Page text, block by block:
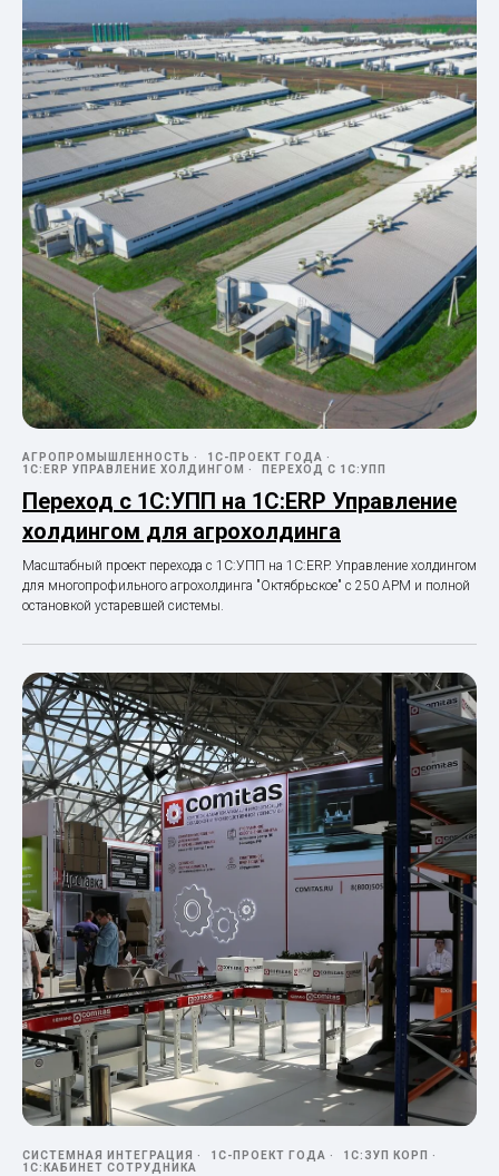
АГРОПРОМЫШЛЕННОСТЬ
1С-ПРОЕКТ ГОДА
1С:ERP УПРАВЛЕНИЕ ХОЛДИНГОМ
ПЕРЕХОД С 1С:УПП
Переход с 1С:УПП на 1С:ERP Управление
холдингом для агрохолдинга
Масштабный проект перехода с 1С:УПП на 1С:ERP. Управление холдингом
для многопрофильного агрохолдинга "Октябрьское" с 250 АРМ и полной
остановкой устаревшей системы.
СИСТЕМНАЯ ИНТЕГРАЦИЯ 1С-ПРОЕКТ ГОДА
1С:ЗУП КОРП
1С:КАБИНЕТ СОТРУДНИКА